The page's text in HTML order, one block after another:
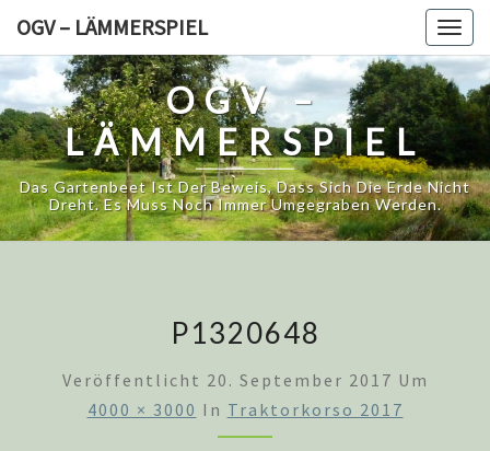
content
OGV – LÄMMERSPIEL
OGV –
LÄMMERSPIEL
Das Gartenbeet Ist Der Beweis, Dass Sich Die Erde Nicht
Dreht. Es Muss Noch Immer Umgegraben Werden.
P1320648
Veröffentlicht 20. September 2017 Um
4000 × 3000 In Traktorkorso 2017